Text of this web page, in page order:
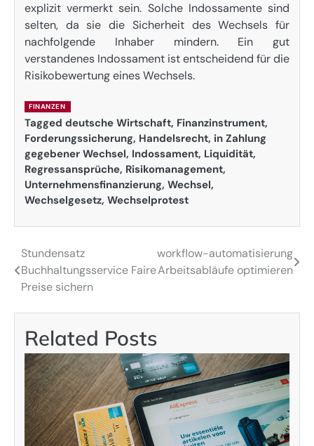
explizit vermerkt sein. Solche Indossamente sind
selten, da sie die Sicherheit des Wechsels für
nachfolgende Inhaber mindern. Ein gut
verstandenes Indossament ist entscheidend für die
Risikobewertung eines Wechsels.
FINANZEN
Tagged deutsche Wirtschaft, Finanzinstrument,
Forderungssicherung, Handelsrecht, in Zahlung
gegebener Wechsel, Indossament, Liquidität,
Regressansprüche, Risikomanagement,
Unternehmensfinanzierung, Wechsel,
Wechselgesetz, Wechselprotest
Post
navigation
Stundensatz
Buchhaltungsservice Faire
Preise sichern
workflow-automatisierung
Arbeitsabläufe optimieren
Related Posts